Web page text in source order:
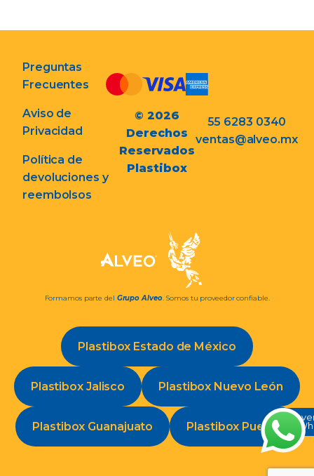
en
Preguntas
Frecuentes
Aviso de
Privacidad
Política de
devoluciones y
reembolsos
© 2026
Derechos
Reservados
Plastibox
55 6283 0340
ventas@alveo.mx
Formamos parte del Grupo Alveo. Somos tu proveedor confiable.
Plastibox Estado de México
Plastibox Jalisco Plastibox Nuevo León
Plastibox Guanajuato Plastibox Puebla